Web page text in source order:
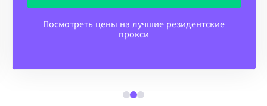
Посмотреть цены на лучшие резидентские
прокси